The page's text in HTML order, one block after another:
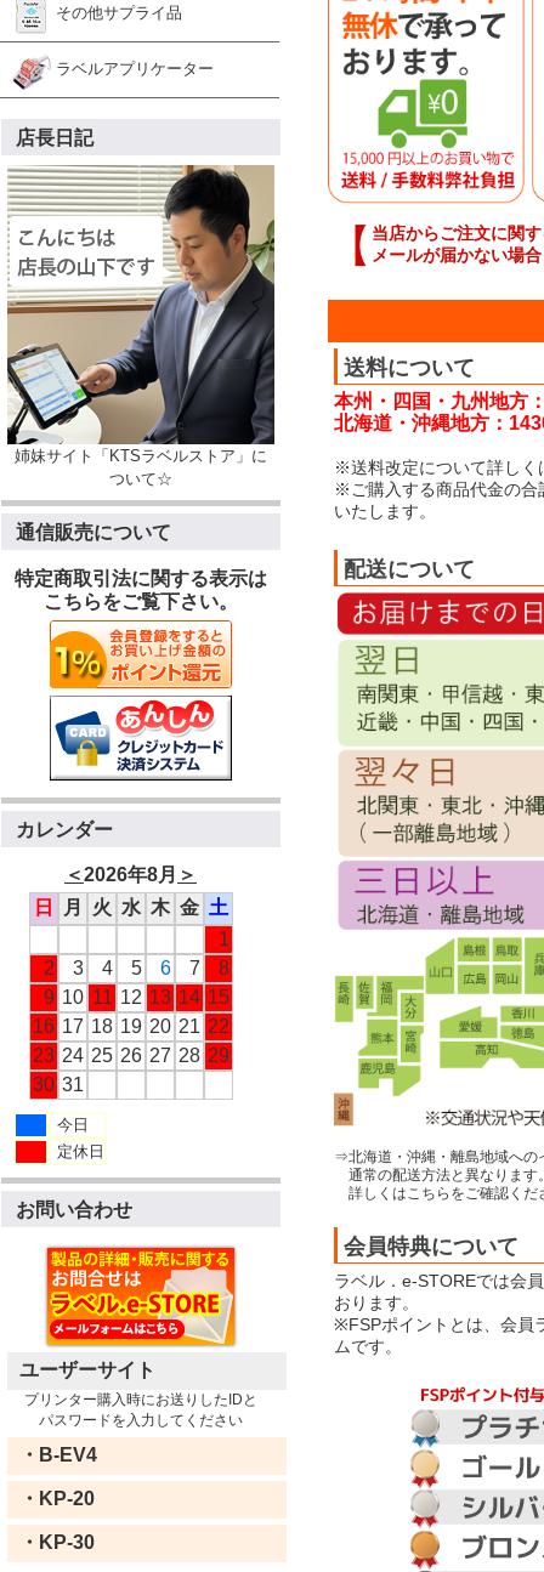
その他サプライ品
ラベルアプリケーター
店長日記
姉妹サイト「KTSラベルストア」に
ついて☆
通信販売について
特定商取引法に関する表示は
こちらをご覧下さい。
カレンダー
＜2026年8月 ＞
日
月 火 水 木 金 土
1
2
3 4 5 6 7
8
9 10 11 12 13 14 15
16 17 18 19 20 21 22
23 24 25 26 27 28 29
30 31
今日
定休日
お問い合わせ
ユーザーサイト
プリンター購入時にお送りしたIDと
パスワードを入力してください
・B-EV4
・KP-20
・KP-30
【 当店からご注文に関
メールが届かない場合
送料について
本州・四国・九州地方
北海道・沖縄地方：
※送料改定について詳しく
※ご購入する商品代金の合
いたします。
配送について
⇒北海道・沖縄・離島地域への
通常の配送方法と異なります
詳しくはこちらをご確認くだ
会員特典について
ラベル．e-STOREでは会
おります。
※FSPポイントとは、会員
ムです。